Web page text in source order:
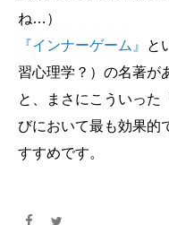
ね…）
『インナーゲーム』
と
習心理学？）の名著が
と、まさにこういった
びにおいて最も効果的
すすめです。